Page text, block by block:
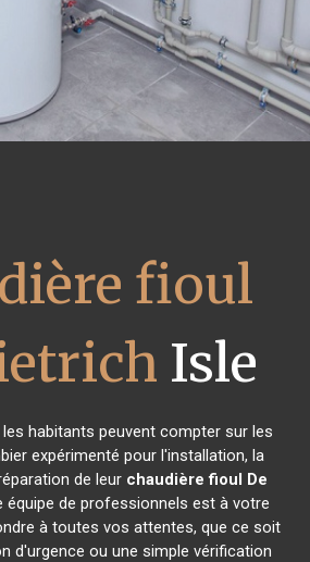
fioul
Isle
les habitants peuvent compter sur les
expérimenté pour l'installation, la
de leur chaudière fioul De
équipe de professionnels est à votre
à toutes vos attentes, que ce soit
d'urgence ou une simple vérification